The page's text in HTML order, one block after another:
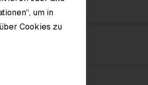
um in
Cookies zu